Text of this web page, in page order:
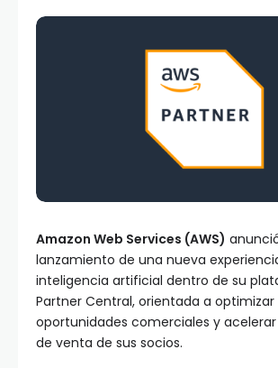
Amazon Web Services (AWS)
lanzamiento de una nueva
inteligencia artificial dentro de su
Partner Central, orientada a
oportunidades comerciales y acelerar
de venta de sus socios.